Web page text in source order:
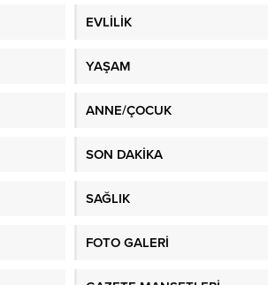
EVLİLİK
YAŞAM
ANNE/ÇOCUK
SON DAKİKA
SAĞLIK
FOTO GALERİ